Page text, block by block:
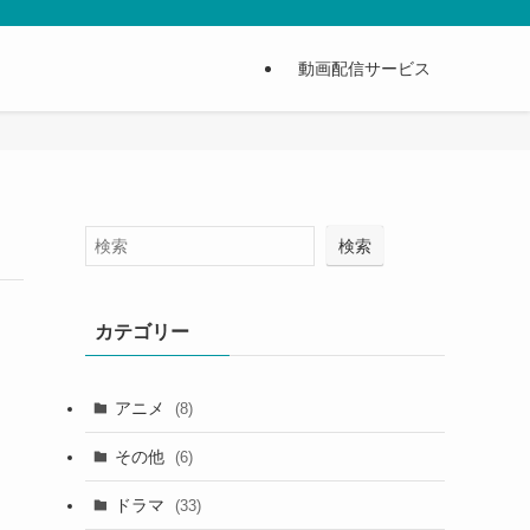
動画配信サービス
検索
カテゴリー
アニメ (8)
その他 (6)
ドラマ (33)